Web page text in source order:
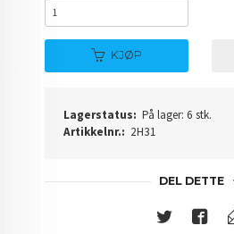
KJØP
Lagerstatus: På lager: 6 stk.
Artikkelnr.: 2H31
DEL DETTE